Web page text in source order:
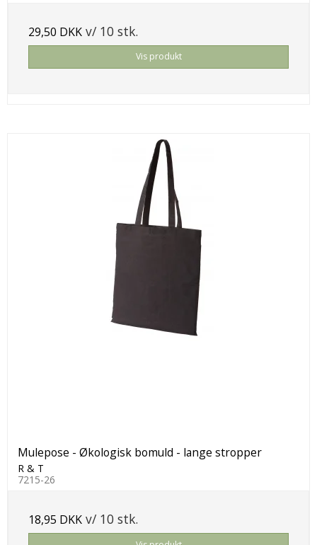
29,50 DKK v/ 10 stk.
Vis produkt
Mulepose - Økologisk bomuld - lange stropper
R & T
7215-26
18,95 DKK v/ 10 stk.